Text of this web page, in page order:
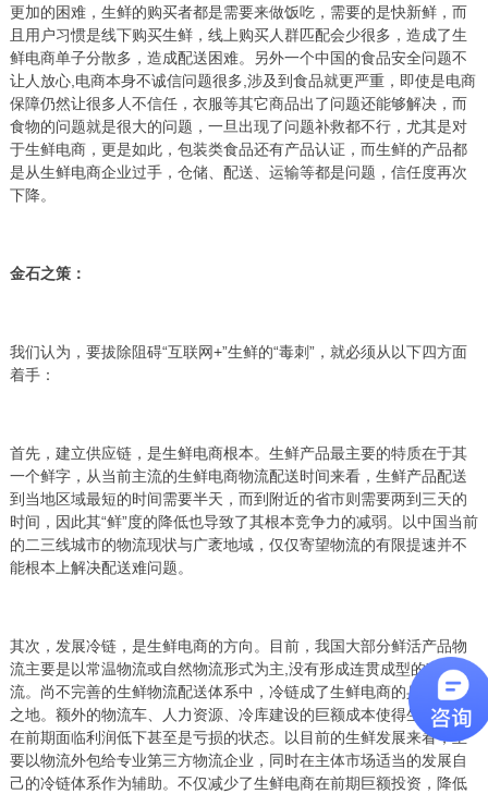
更加的困难，生鲜的购买者都是需要来做饭吃，需要的是快新鲜，而
且用户习惯是线下购买生鲜，线上购买人群匹配会少很多，造成了生
鲜电商单子分散多，造成配送困难。另外一个中国的食品安全问题不
让人放心,电商本身不诚信问题很多,涉及到食品就更严重，即使是电商
保障仍然让很多人不信任，衣服等其它商品出了问题还能够解决，而
食物的问题就是很大的问题，一旦出现了问题补救都不行，尤其是对
于生鲜电商，更是如此，包装类食品还有产品认证，而生鲜的产品都
是从生鲜电商企业过手，仓储、配送、运输等都是问题，信任度再次
下降。
金石之策：
我们认为，要拔除阻碍“互联网+”生鲜的“毒刺”，就必须从以下四方面
着手：
首先，建立供应链，是生鲜电商根本。生鲜产品最主要的特质在于其
一个鲜字，从当前主流的生鲜电商物流配送时间来看，生鲜产品配送
到当地区域最短的时间需要半天，而到附近的省市则需要两到三天的
时间，因此其“鲜”度的降低也导致了其根本竞争力的减弱。以中国当前
的二三线城市的物流现状与广袤地域，仅仅寄望物流的有限提速并不
能根本上解决配送难问题。
其次，发展冷链，是生鲜电商的方向。目前，我国大部分鲜活产品物
流主要是以常温物流或自然物流形式为主,没有形成连贯成型的冷链物
流。尚不完善的生鲜物流配送体系中，冷链成了生鲜电商的兵家必争
之地。额外的物流车、人力资源、冷库建设的巨额成本使得生鲜电商
在前期面临利润低下甚至是亏损的状态。以目前的生鲜发展来看，主
要以物流外包给专业第三方物流企业，同时在主体市场适当的发展自
己的冷链体系作为辅助。不仅减少了生鲜电商在前期巨额投资，降低